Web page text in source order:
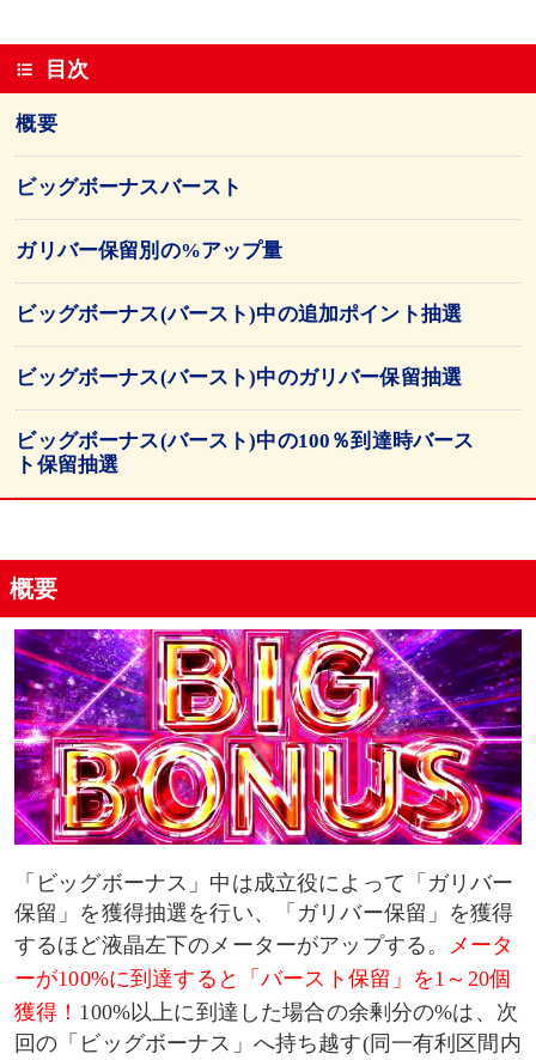
目次
概要
ビッグボーナスバースト
ガリバー保留別の%アップ量
ビッグボーナス(バースト)中の追加ポイント抽選
ビッグボーナス(バースト)中のガリバー保留抽選
ビッグボーナス(バースト)中の100％到達時バース
ト保留抽選
概要
「ビッグボーナス」中は成立役によって「ガリバー
保留」を獲得抽選を行い、「ガリバー保留」を獲得
するほど液晶左下のメーターがアップする。 メータ
ーが100%に到達すると「バースト保留」を1～20個
獲得！ 100%以上に到達した場合の余剰分の%は、次
回の「ビッグボーナス」へ持ち越す(同一有利区間内